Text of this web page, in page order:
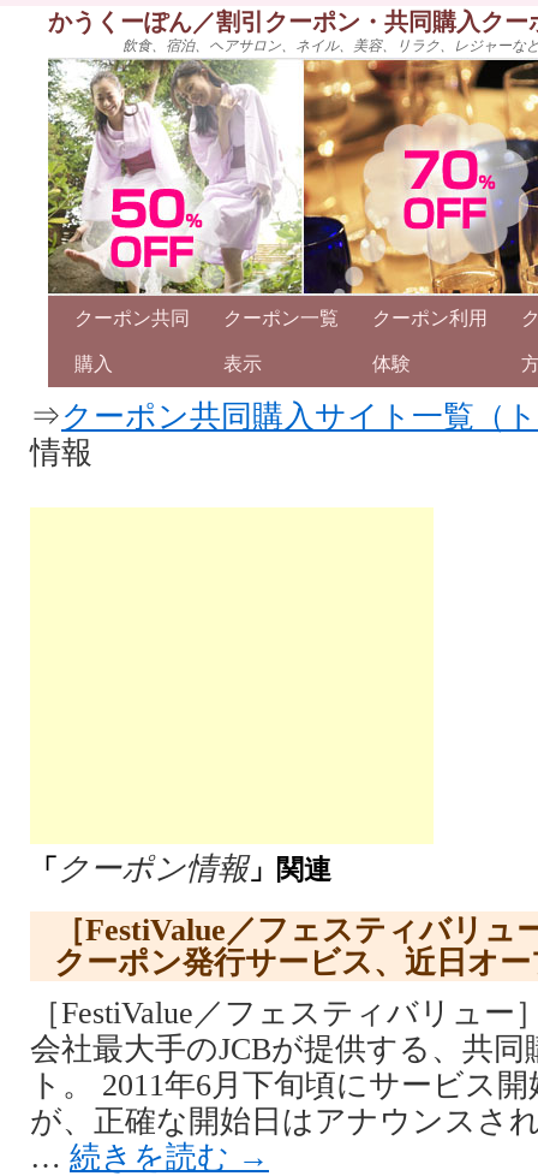
かうくーぽん／割引クーポン・共同購入ク
飲食、宿泊、ヘアサロン、ネイル、美容、リラク、レジャー
クーポン共同
購入
クーポン一覧
表示
クーポン利用
体験
⇒クーポン共同購入サイト一覧（
情報
「 クーポン情報」関連
［FestiValue／フェスティバリュ
クーポン発行サービス、近日オ
［FestiValue／フェスティバリュ
会社最大手のJCBが提供する、共
ト。 2011年6月下旬頃にサービス
が、正確な開始日はアナウンスさ
… 続きを読む →